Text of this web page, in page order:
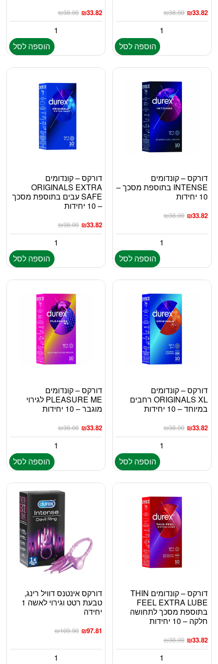
₪38.00 ₪33.82
הוספה לסל
₪38.00 ₪33.82
הוספה לסל
דורקס – קונדומים
INTENSE בתוספת מסכך –
10 יחידות
₪38.00 ₪33.82
הוספה לסל
דורקס – קונדומים
ORIGINALS EXTRA
SAFE עבים בתוספת מסכך
– 10 יחידות
₪38.00 ₪33.82
הוספה לסל
דורקס – קונדומים
ORIGINALS XL רחבים
במיוחד – 10 יחידות
₪38.00 ₪33.82
הוספה לסל
דורקס – קונדומים
PLEASURE ME לגירוי
מוגבר – 10 יחידות
₪38.00 ₪33.82
הוספה לסל
דורקס – קונדומים THIN
FEEL EXTRA LUBE
בתוספת מסכך לתחושה
חלקה – 10 יחידות
₪38.00 ₪33.82
דורקס אינטנס דוויל רינג,
טבעת רטט וגירוי לאשה 1
יחידה
₪109.90 ₪97.81